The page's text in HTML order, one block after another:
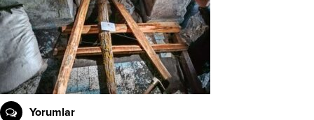
Yorumlar